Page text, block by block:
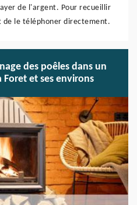
de l'argent. Pour recueillir
le téléphoner directement.
des poêles dans un
Foret et ses environs